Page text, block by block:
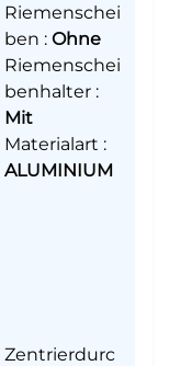
Riemenschei
ben : Ohne
Riemenschei
benhalter :
Mit
Materialart :
ALUMINIUM
Zentrierdurc